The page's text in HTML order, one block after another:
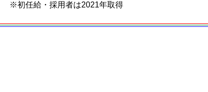
※初任給・採用者は2021年取得